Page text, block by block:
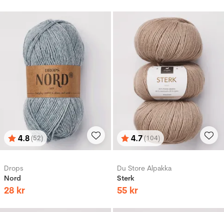
Betyg:
4.8(52)
utav 5 stjärnor
Drops
Nord
28 kr
Betyg:
4.7(104)
utav 5 stjärnor
Du Store Alpakka
Sterk
55 kr